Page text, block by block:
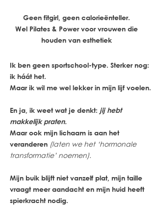
Geen fitgirl, geen calorieënteller.
Wel Pilates & Power voor vrouwen die
houden van esthetiek
Ik ben geen sportschool-type. Sterker nog:
ik háát het.
Maar ik wil me wel lekker in mijn lijf voelen.
En ja, ik weet wat je denkt: jij hebt
makkelijk praten.
Maar ook mijn lichaam is aan het
veranderen (laten we het ‘hormonale
transformatie’ noemen).
Mijn buik blijft niet vanzelf plat, mijn taille
vraagt meer aandacht en mijn huid heeft
spierkracht nodig.